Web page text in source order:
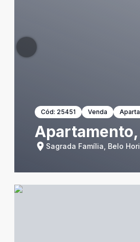
Cód: 25451 Venda
Sagrada Família, Belo